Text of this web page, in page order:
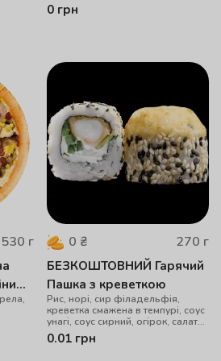
0 грн
530 г 0 ₴ 270 г
БЕЗКОШТОВНИЙ Гарячий
Пашка з креветкою
Рис, норі, сир філадельфія,
креветка смажена в темпурі, соус
унагі, соус сирний, огірок, салат
айсберг, кунжут
0.01 грн